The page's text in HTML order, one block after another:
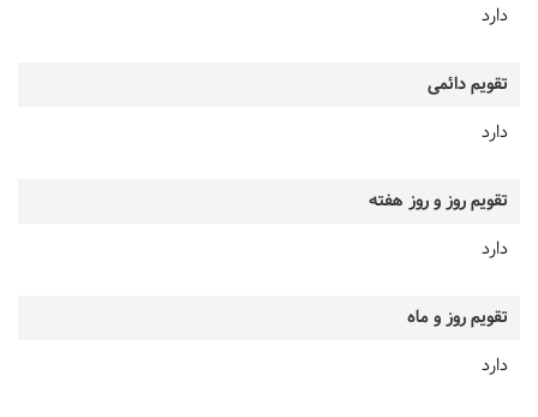
دارد
تقویم دائمی
دارد
تقویم روز و روز هفته
دارد
تقویم روز و ماه
دارد